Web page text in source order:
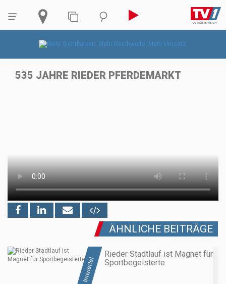
535 JAHRE RIEDER PFERDEMARKT
ÄHNLICHE BEITRÄGE
Innviertel
Rieder Stadtlauf ist Magnet für
Sportbegeisterte